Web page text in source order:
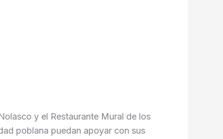
y el Restaurante Mural de los
poblana puedan apoyar con sus